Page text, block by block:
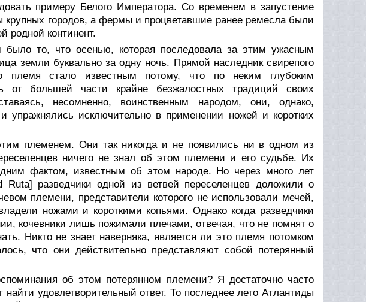
примеру Белого Императора. Со временем в запустение
городов, а фермы и процветавшие ранее ремесла были
родной континент.
то, что осенью, которая последовала за этим ужасным
земли буквально за одну ночь. Прямой наследник свирепого
племя стало известным потому, что по неким глубоким
от большей части крайне безжалостных традиций своих
несомненно, воинственным народом, они, однако,
упражнялись исключительно в применении ножей и коротких
племенем. Они так никогда и не появились ни в одном из
ничего не знал об этом племени и его судьбе. Их
фактом, известным об этом народе. Но через много лет
разведчики одной из ветвей переселенцев доложили о
племени, представители которого не использовали мечей,
ножами и короткими копьями. Однако когда разведчики
кочевники лишь пожимали плечами, отвечая, что не помнят о
Никто не знает наверняка, является ли это племя потомком
что они действительно представляют собой потерянный
об этом потерянном племени? Я достаточно часто
удовлетворительный ответ. То последнее лето Атлантиды